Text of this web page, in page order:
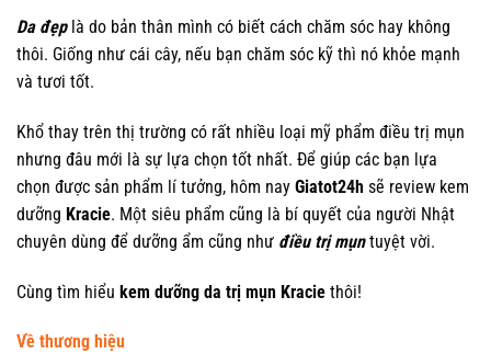
Da đẹplà do bản thân mình có biết cách chăm sóc hay không
thôi. Giống như cái cây, nếu bạn chăm sóc kỹ thì nó khỏe mạnh
và tươi tốt.
Khổ thay trên thị trường có rất nhiều loại mỹ phẩm điều trị mụn
nhưng đâu mới là sự lựa chọn tốt nhất. Để giúp các bạn lựa
chọn được sản phẩm lí tưởng, hôm nay Giatot24h sẽ review kem
dưỡng Kracie. Một siêu phẩm cũng là bí quyết của người Nhật
chuyên dùng để dưỡng ẩm cũng như điều trị mụntuyệt vời.
Cùng tìm hiểu kem dưỡng da trị mụn Kracie thôi!
Về thương hiệu